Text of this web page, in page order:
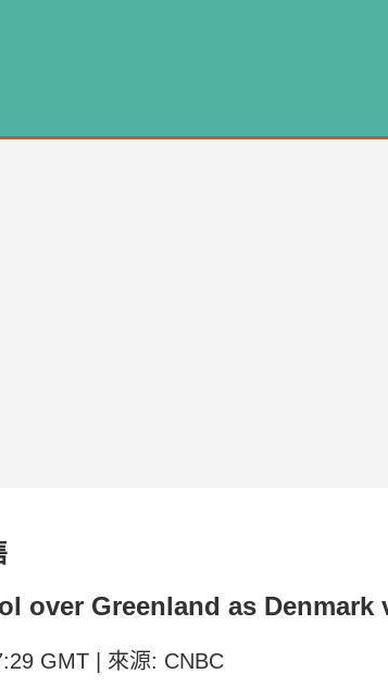
over Greenland as Denmark
GMT | 來源: CNBC